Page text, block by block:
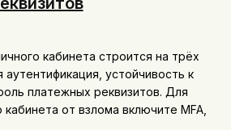
кабинета строится на трёх
аутентификация, устойчивость к
платежных реквизитов. Для
от взлома включите MFA,